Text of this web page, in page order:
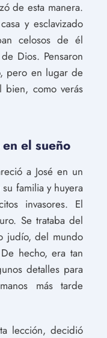
de esta manera.
y esclavizado
celosos de él
Dios. Pensaron
pero en lugar de
como verás
el sueño
a José en un
familia y huyera
invasores. El
Se trataba del
judío, del mundo
hecho, era tan
detalles para
más tarde
lección, decidió